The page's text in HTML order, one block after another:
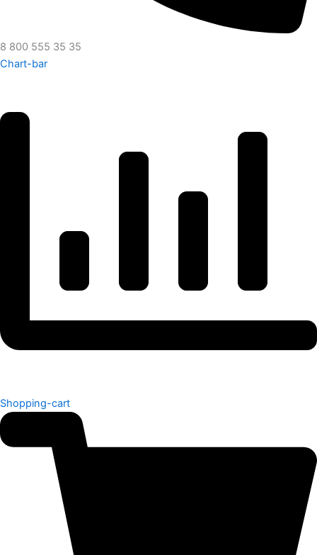
8 800 555 35 35
Chart-bar
Shopping-cart